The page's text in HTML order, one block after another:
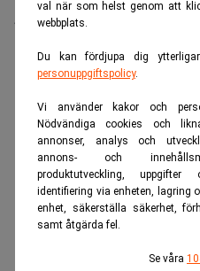
val när som helst genom att
webbplats.
Du kan fördjupa dig
personuppgiftspolicy.
Vi använder kakor och
Nödvändiga cookies och
annonser, analys och
annons- och
produktutveckling, uppgifter
identifiering via enheten, lagring
enhet, säkerställa säkerhet,
samt åtgärda fel.
Se våra
gentemot euron.
ANNONS